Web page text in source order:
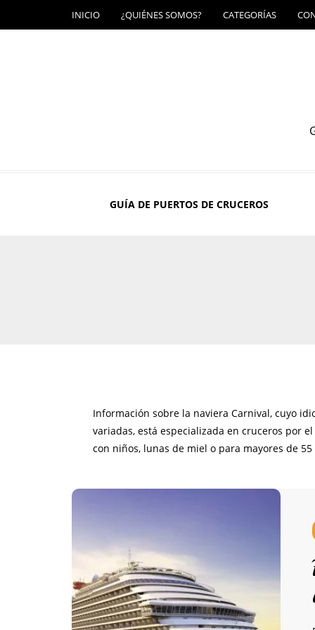
INICIO ¿QUIÉNES SOMOS? CATEGORÍAS
GUÍA DE PUERTOS DE CRUCEROS
Información sobre la naviera Carnival, cuyo
variadas, está especializada en cruceros por
con niños, lunas de miel o para mayores de